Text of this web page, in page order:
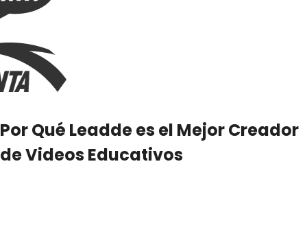
Por Qué Leadde es el Mejor Creador
de Videos Educativos